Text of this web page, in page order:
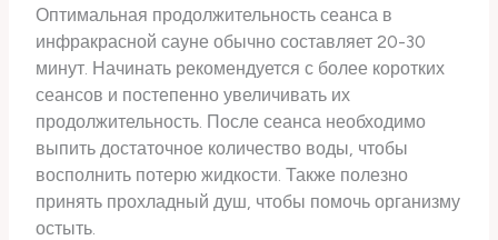
Оптимальная продолжительность сеанса в
инфракрасной сауне обычно составляет 20-30
минут. Начинать рекомендуется с более коротких
сеансов и постепенно увеличивать их
продолжительность. После сеанса необходимо
выпить достаточное количество воды, чтобы
восполнить потерю жидкости. Также полезно
принять прохладный душ, чтобы помочь организму
остыть.